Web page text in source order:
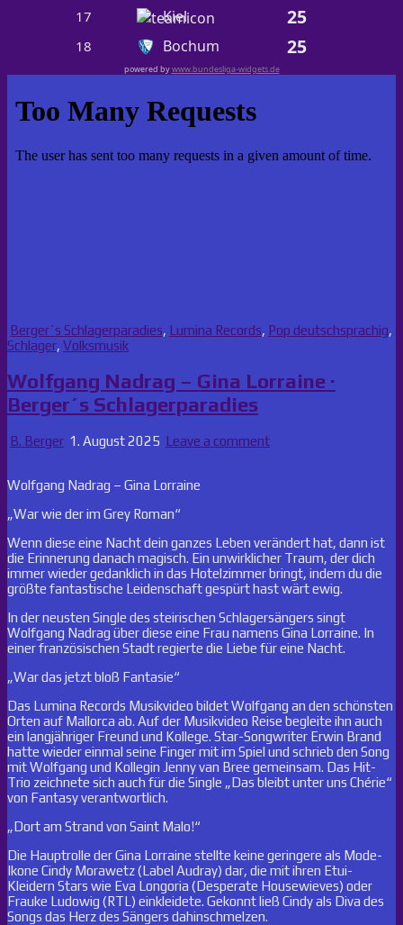
17 Kiel 25
18 Bochum 25
powered bywww.bundesliga-widgets.de
Posted
in
Berger´s Schlagerparadies, Lumina Records, Pop deutschsprachig,
Schlager, Volksmusik
Wolfgang Nadrag – Gina Lorraine ·
Berger´s Schlagerparadies
B. Berger 1. August 2025 Leave a comment
Wolfgang Nadrag – Gina Lorraine
„War wie der im Grey Roman“
Wenn diese eine Nacht dein ganzes Leben verändert hat, dann ist
die Erinnerung danach magisch. Ein unwirklicher Traum, der dich
immer wieder gedanklich in das Hotelzimmer bringt, indem du die
größte fantastische Leidenschaft gespürt hast wärt ewig.
In der neusten Single des steirischen Schlagersängers singt
Wolfgang Nadrag über diese eine Frau namens Gina Lorraine. In
einer französischen Stadt regierte die Liebe für eine Nacht.
„War das jetzt bloß Fantasie“
Das Lumina Records Musikvideo bildet Wolfgang an den schönsten
Orten auf Mallorca ab. Auf der Musikvideo Reise begleite ihn auch
ein langjähriger Freund und Kollege. Star-Songwriter Erwin Brand
hatte wieder einmal seine Finger mit im Spiel und schrieb den Song
mit Wolfgang und Kollegin Jenny van Bree gemeinsam. Das Hit-
Trio zeichnete sich auch für die Single „Das bleibt unter uns Chérie“
von Fantasy verantwortlich.
„Dort am Strand von Saint Malo!“
Die Hauptrolle der Gina Lorraine stellte keine geringere als Mode-
Ikone Cindy Morawetz (Label Audray) dar, die mit ihren Etui-
Kleidern Stars wie Eva Longoria (Desperate Housewieves) oder
Frauke Ludowig (RTL) einkleidete. Gekonnt ließ Cindy als Diva des
Songs das Herz des Sängers dahinschmelzen.